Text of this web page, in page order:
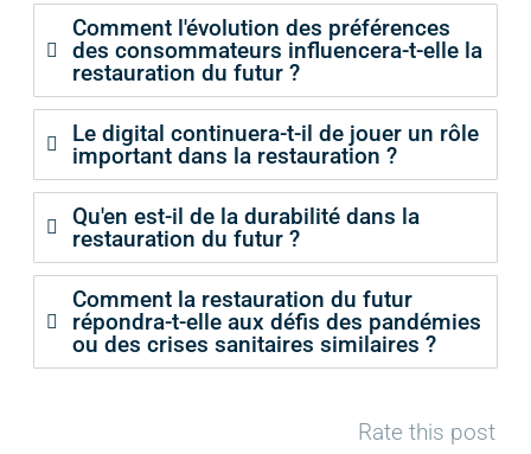
Comment l'évolution des préférences
des consommateurs influencera-t-elle la
restauration du futur ?
Le digital continuera-t-il de jouer un rôle
important dans la restauration ?
Qu'en est-il de la durabilité dans la
restauration du futur ?
Comment la restauration du futur
répondra-t-elle aux défis des pandémies
ou des crises sanitaires similaires ?
Rate this post